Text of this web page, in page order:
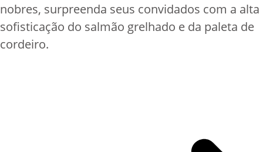
nobres, surpreenda seus convidados com a alta
sofisticação do salmão grelhado e da paleta de
cordeiro.